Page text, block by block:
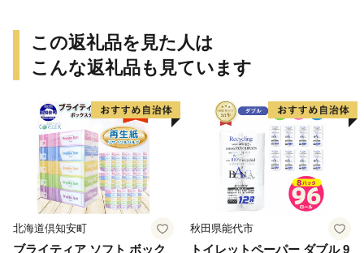
この返礼品を見た人は
こんな返礼品も見ています
北海道倶知安町
ブライティア ソフト ボック
秋田県能代市
トイレットペーパー ダブル 9